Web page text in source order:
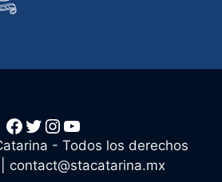
- Todos los derechos
contact@stacatarina.mx
Facebook
Twitter
Instagram
YouTube